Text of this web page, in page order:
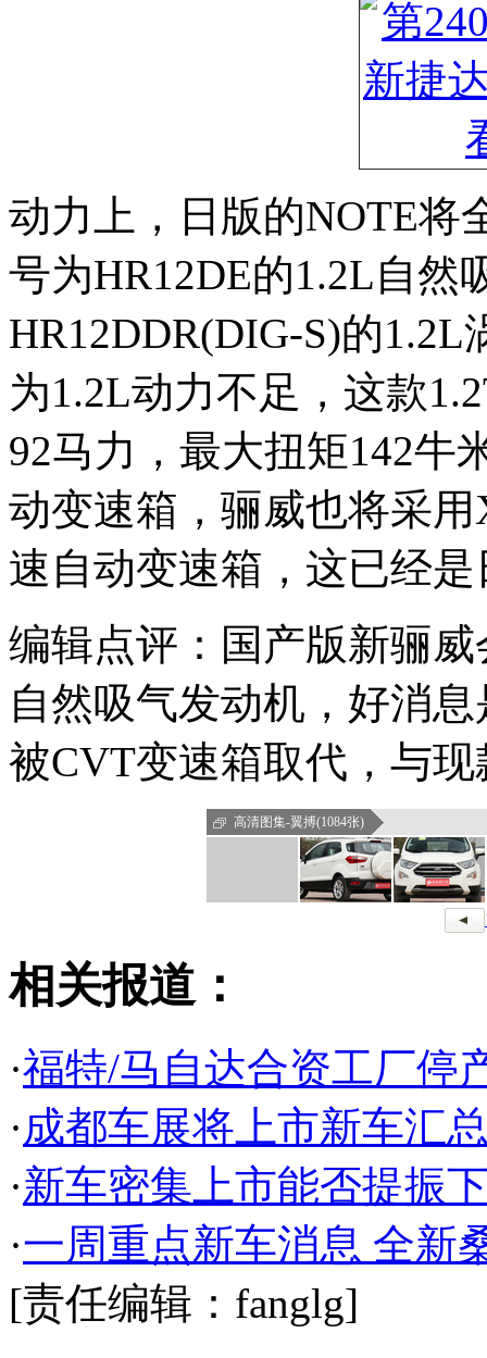
动力上，日版的NOTE将
号为HR12DE的1.2L自然
HR12DDR(DIG-S)的
为1.2L动力不足，这款
92马力，最大扭矩142牛
动变速箱，骊威也将采
速自动变速箱，这已经
编辑点评：国产版新骊
自然吸气发动机，好消
被CVT变速箱取代，与
高清图集-翼搏(1084张)
相关报道：
·福特/马自达合资工厂停
·成都车展将上市新车汇
·新车密集上市能否提振
·一周重点新车消息 全新
[责任编辑：fanglg]